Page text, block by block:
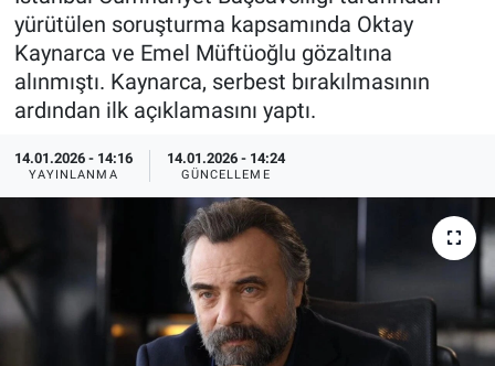
yürütülen soruşturma kapsamında Oktay
Kaynarca ve Emel Müftüoğlu gözaltına
alınmıştı. Kaynarca, serbest bırakılmasının
ardından ilk açıklamasını yaptı.
14.01.2026 - 14:16
YAYINLANMA
14.01.2026 - 14:24
GÜNCELLEME
Özel Haberler
Yazarlar
Dünya
Medya
Özel Haberler
Erişim Bilgileri
Sağlık
Haber Arşivi